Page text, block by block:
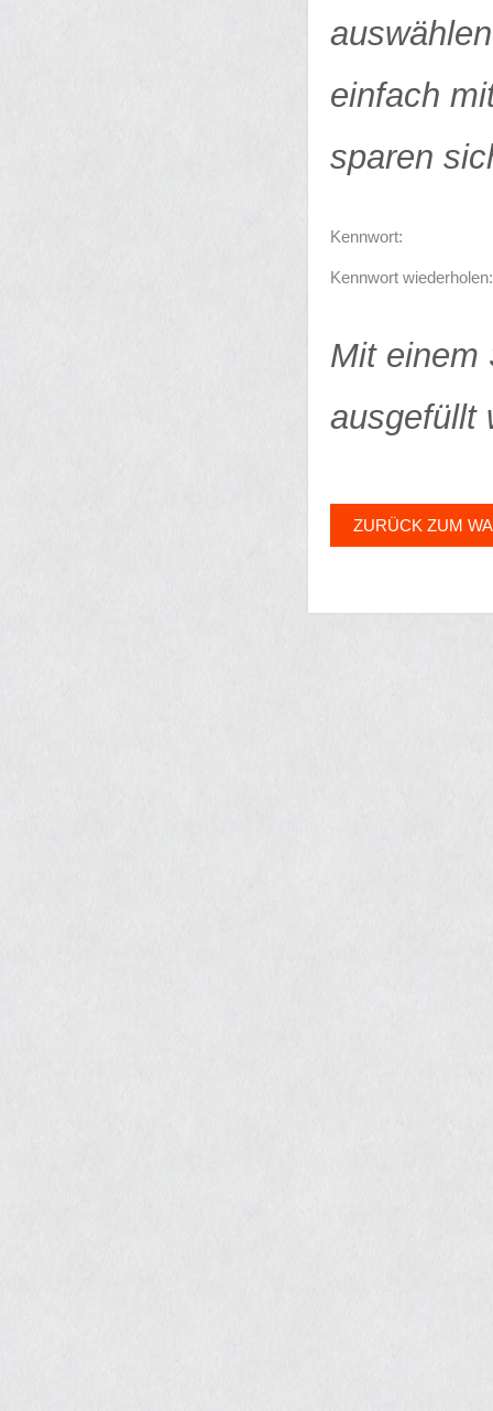
einfach
sparen
Kennwort:
Kennwort wiederholen:
Mit einem
ausgefüllt
ZURÜCK ZUM